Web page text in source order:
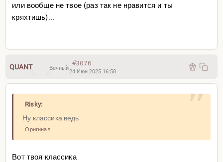
или вообще не твое (раз так не нравится и ты
кряхтишь)...
QUANT Вечный
#3076
24 Июн 2025 16:58
Risky:
Ну классика ведь
Оригинал
Вот твоя классика